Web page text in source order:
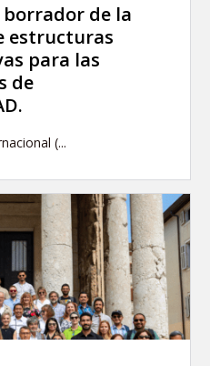
de la
estructuras
para las
de
(...